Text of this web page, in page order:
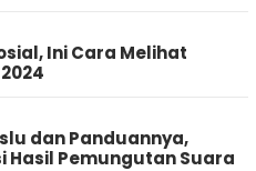
Ini Cara Melihat
dan Panduannya,
Hasil Pemungutan Suara